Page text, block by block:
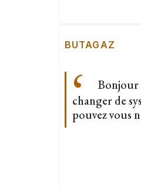
BUTAGAZ
Bonjour
changer de
pouvez vous